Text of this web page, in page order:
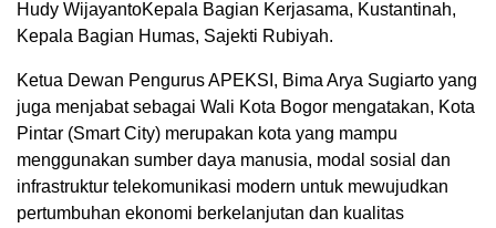
Hudy WijayantoKepala Bagian Kerjasama, Kustantinah,
Kepala Bagian Humas, Sajekti Rubiyah.
Ketua Dewan Pengurus APEKSI, Bima Arya Sugiarto yang
juga menjabat sebagai Wali Kota Bogor mengatakan, Kota
Pintar (Smart City) merupakan kota yang mampu
menggunakan sumber daya manusia, modal sosial dan
infrastruktur telekomunikasi modern untuk mewujudkan
pertumbuhan ekonomi berkelanjutan dan kualitas